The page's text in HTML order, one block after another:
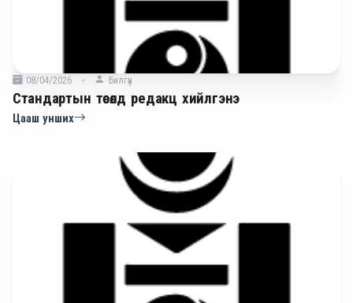
08/04/2026 Билгүүн
Стандартын төсөлд редакц хийлгэнэ
Цааш унших